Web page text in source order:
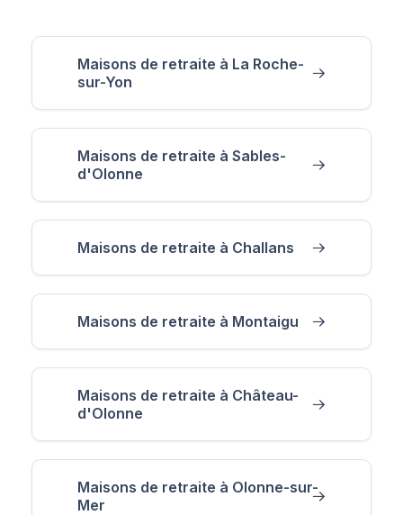
Maisons de retraite à La Roche-
sur-Yon
Maisons de retraite à Sables-
d'Olonne
Maisons de retraite à Challans
Maisons de retraite à Montaigu
Maisons de retraite à Château-
d'Olonne
Maisons de retraite à Olonne-sur-
Mer